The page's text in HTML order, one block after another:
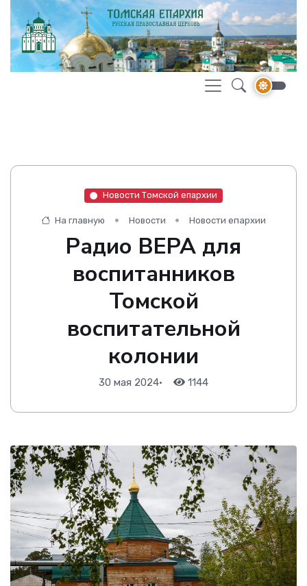
Новости Томской епархии
На главную Новости Новости епархии
Радио ВЕРА для
воспитанников
Томской
воспитательной
колонии
30 мая 2024• 1144